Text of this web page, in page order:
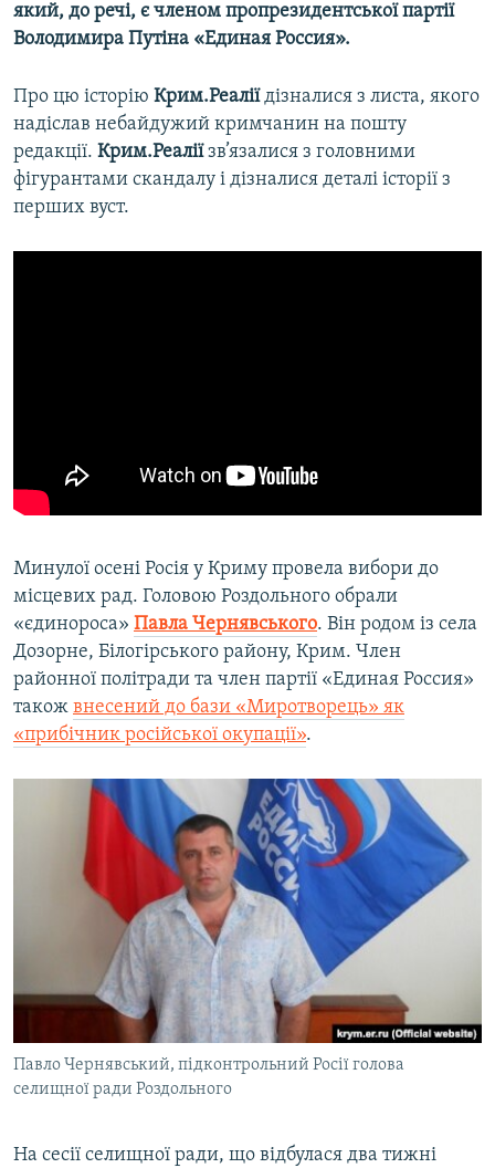
який, до речі, є членом пропрезидентської партії
Володимира Путіна «Единая Россия».
Про цю історію Крим.Реаліїдізналися з листа, якого
надіслав небайдужий кримчанин на пошту
редакції. Крим.Реаліїзв’язалися з головними
фігурантами скандалу і дізналися деталі історії з
перших вуст.
Минулої осені Росія у Криму провела вибори до
місцевих рад. Головою Роздольного обрали
«єдинороса» Павла Чернявського. Він родом із села
Дозорне, Білогірського району, Крим. Член
районної політради та член партії «Единая Россия»
також внесений до бази «Миротворець» як
«прибічник російської окупації».
Павло Чернявський, підконтрольний Росії голова
селищної ради Роздольного
На сесії селищної ради, що відбулася два тижні